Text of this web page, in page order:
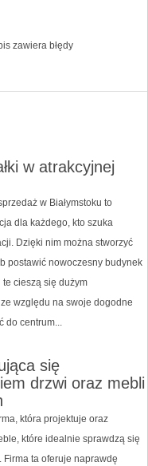
zawiera błędy
w atrakcyjnej
w Białymstoku to
dla każdego, kto szuka
Dzięki nim można stworzyć
postawić nowoczesny budynek
te cieszą się dużym
względu na swoje dogodne
do centrum...
się
drzwi oraz mebli
która projektuje oraz
które idealnie sprawdzą się
Firma ta oferuje naprawdę